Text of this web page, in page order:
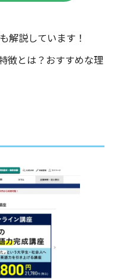
解説しています！
徴とは？おすすめな理